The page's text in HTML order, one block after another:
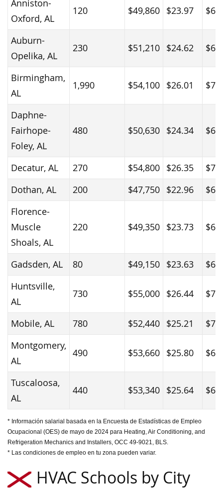
Anniston-
Oxford, AL
120 $49,860 $23.97
Auburn-
Opelika, AL
230 $51,210 $24.62
Birmingham,
AL
1,990 $54,100 $26.01
Daphne-
Fairhope-
Foley, AL
480 $50,630 $24.34
Decatur, AL 270 $54,800 $26.35
Dothan, AL
200 $47,750 $22.96
Florence-
Muscle
Shoals, AL
220 $49,350 $23.73
Gadsden, AL 80 $49,150 $23.63
Huntsville,
AL
730 $55,000 $26.44
Mobile, AL 780 $52,440 $25.21
Montgomery,
AL
490 $53,660 $25.80
Tuscaloosa,
AL
440 $53,340 $25.64
* Información salarial basada en la Encuesta de Estadísticas de Empleo
Ocupacional (OES) de mayo de 2024 para Heating, Air Conditioning, and
Refrigeration Mechanics and Installers, OCC 49-9021, BLS.
* Las condiciones de empleo en tu zona pueden variar.
HVAC Schools by City